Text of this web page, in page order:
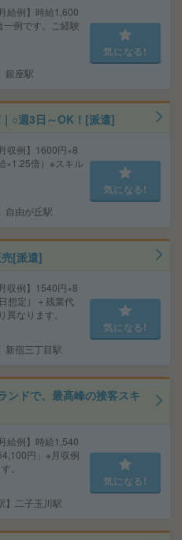
給例】時給1,600
例です。ご経験
銀座駅
気になる!
○週3日～OK！[派遣]
収例】1600円×8
×1.25倍）※スキル
自由が丘駅
気になる!
[派遣]
収例】1540円×8
想定）＋残業代
異なります。
新宿三丁目駅
気になる!
ンドで、最高峰の接客スキ
給例】時給1,540
円」※月収例
。
】二子玉川駅
気になる!